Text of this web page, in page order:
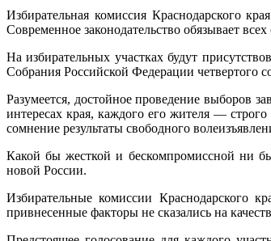
Избирательная комиссия Краснодарского
Современное законодательство обязывает
На избирательных участках будут
Собрания Российской Федерации четвертого
Разумеется, достойное проведение выборов
интересах края, каждого его жителя —
сомнение результаты свободного
Какой бы жесткой и бескомпромиссной ни
новой России.
Избирательные комиссии Краснодарского
привнесенные факторы не сказались на